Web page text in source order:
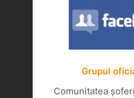
Grupul
Comunitatea